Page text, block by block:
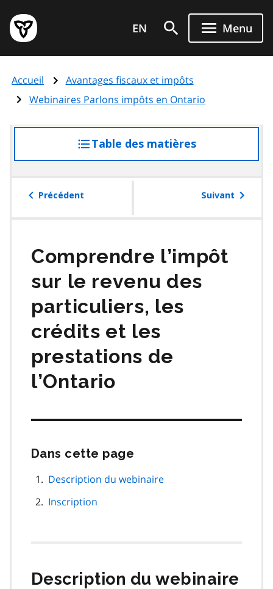
au
contenu
principal
Page
d'accueil
de
l'Ontario
EN Menu
Accueil
Avantages fiscaux et impôts
Webinaires Parlons impôts en Ontario
Table des matières
à
table
Précédent Suivant
Comprendre l’impôt
sur le revenu des
particuliers, les
crédits et les
prestations de
l’Ontario
Dans cette page
navigation
Description du webinaire
Inscription
Description du webinaire